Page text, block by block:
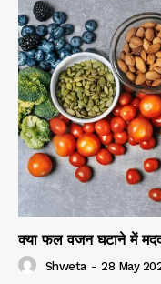
क्या फल वजन घटाने में
Shweta - 28 May